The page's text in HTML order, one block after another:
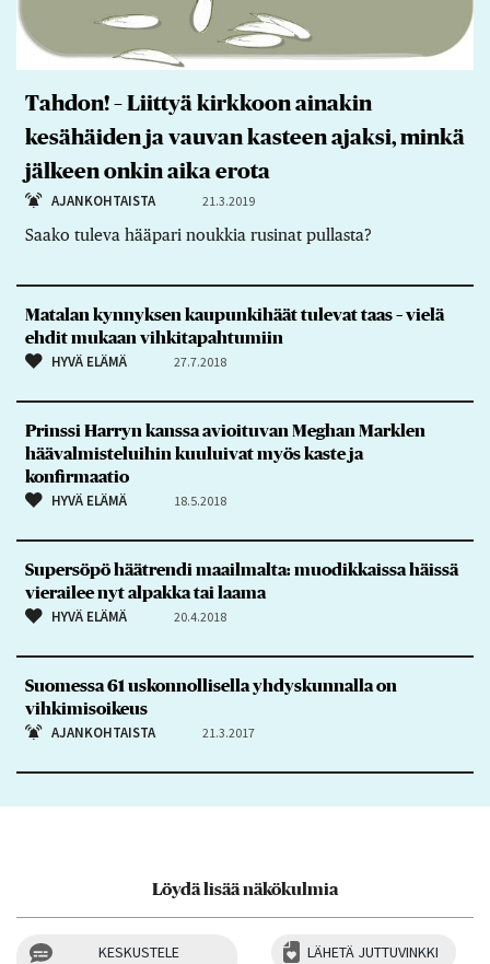
Tahdon! – Liittyä kirkkoon ainakin
kesähäiden ja vauvan kasteen ajaksi, minkä
jälkeen onkin aika erota
AJANKOHTAISTA 21.3.2019
Saako tuleva hääpari noukkia rusinat pullasta?
Matalan kynnyksen kaupunkihäät tulevat taas – vielä
ehdit mukaan vihkitapahtumiin
HYVÄ ELÄMÄ 27.7.2018
Prinssi Harryn kanssa avioituvan Meghan Marklen
häävalmisteluihin kuuluivat myös kaste ja
konfirmaatio
HYVÄ ELÄMÄ 18.5.2018
Supersöpö häätrendi maailmalta: muodikkaissa häissä
vierailee nyt alpakka tai laama
HYVÄ ELÄMÄ 20.4.2018
Suomessa 61 uskonnollisella yhdyskunnalla on
vihkimisoikeus
AJANKOHTAISTA 21.3.2017
Löydä lisää näkökulmia
KESKUSTELE
LÄHETÄ JUTTUVINKKI